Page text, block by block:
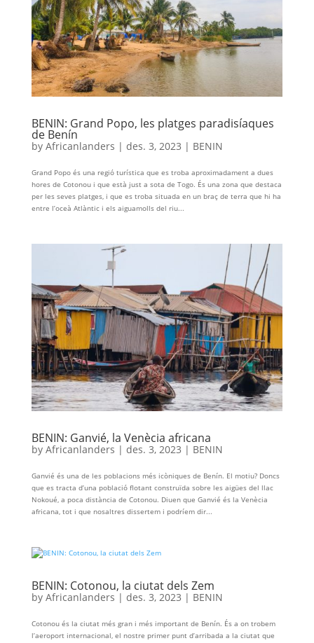
BENIN: Grand Popo, les platges paradisíaques
de Benín
by Africanlanders | des. 3, 2023 | BENIN
Grand Popo és una regió turística que es troba aproximadament a dues
hores de Cotonou i que està just a sota de Togo. És una zona que destaca
per les seves platges, i que es troba situada en un braç de terra que hi ha
entre l’oceà Atlàntic i els aiguamolls del riu...
BENIN: Ganvié, la Venècia africana
by Africanlanders | des. 3, 2023 | BENIN
Ganvié és una de les poblacions més icòniques de Benín. El motiu? Doncs
que es tracta d’una població flotant construïda sobre les aigües del llac
Nokoué, a poca distància de Cotonou. Diuen que Ganvié és la Venècia
africana, tot i que nosaltres dissertem i podríem dir...
BENIN: Cotonou, la ciutat dels Zem
by Africanlanders | des. 3, 2023 | BENIN
Cotonou és la ciutat més gran i més important de Benín. És a on trobem
l’aeroport internacional, el nostre primer punt d’arribada a la ciutat que